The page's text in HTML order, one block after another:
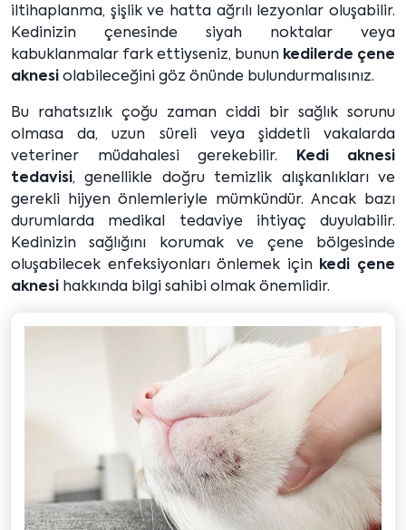
iltihaplanma, şişlik ve hatta ağrılı lezyonlar oluşabilir.
Kedinizin çenesinde siyah noktalar veya
kabuklanmalar fark ettiyseniz, bunun kedilerde çene
aknesi olabileceğini göz önünde bulundurmalısınız.
Bu rahatsızlık çoğu zaman ciddi bir sağlık sorunu
olmasa da, uzun süreli veya şiddetli vakalarda
veteriner müdahalesi gerekebilir.
Kedi aknesi
tedavisi, genellikle doğru temizlik alışkanlıkları ve
gerekli hijyen önlemleriyle mümkündür. Ancak bazı
durumlarda medikal tedaviye ihtiyaç duyulabilir.
Kedinizin sağlığını korumak ve çene bölgesinde
oluşabilecek enfeksiyonları önlemek için
kedi çene
aknesi hakkında bilgi sahibi olmak önemlidir.